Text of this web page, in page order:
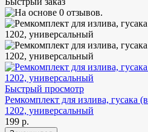
Быстрый просмотр
Ремкомплект для излива, гусака
1202, универсальный
199 р.